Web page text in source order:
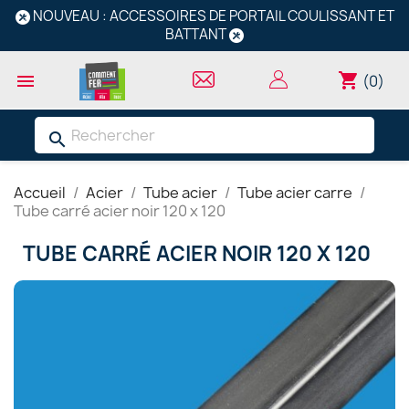
NOUVEAU : ACCESSOIRES DE PORTAIL COULISSANT ET
BATTANT
 shopping_cart (0)
search
Accueil Acier Tube acier
Tube acier carre
Tube carré acier noir 120 x 120
TUBE CARRÉ ACIER NOIR 120 X 120